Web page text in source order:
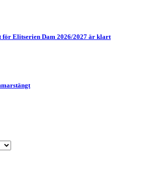
för Elitserien Dam 2026/2027 är klart